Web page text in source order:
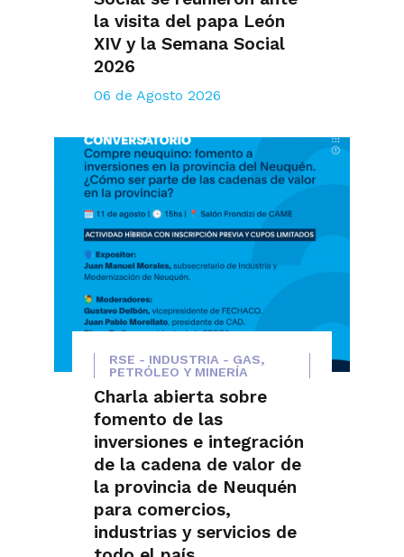
la visita del papa León
XIV y la Semana Social
2026
06 de Agosto 2026
RSE - INDUSTRIA - GAS,
PETRÓLEO Y MINERÍA
Charla abierta sobre
fomento de las
inversiones e integración
de la cadena de valor de
la provincia de Neuquén
para comercios,
industrias y servicios de